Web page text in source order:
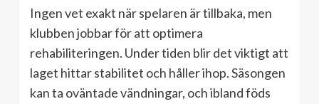
Ingen vet exakt när spelaren är tillbaka, men
klubben jobbar för att optimera
rehabiliteringen. Under tiden blir det viktigt att
laget hittar stabilitet och håller ihop. Säsongen
kan ta oväntade vändningar, och ibland föds